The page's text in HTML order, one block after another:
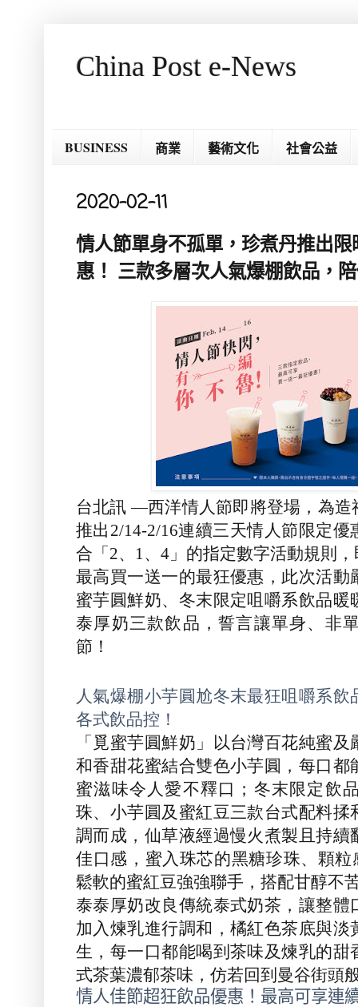
China Post e-News
BUSINESS 商業 藝術文化 社會公益
2020-02-11
情人節單身不孤單，珍煮丹推出
惠！ 三款多層次人氣爆棚飲品，
台北訊 —西洋情人節即將登場，為
推出 2/14-2/16連續三天情人節限定優
合「 2、 1 、 4 」的指定數字活動規則
最高買一送一的最狂優惠，此次活
蜜芋圓鮮奶、冬末限定咀嚼系飲品
泰厚奶三款飲品，誓言讓單身、非
節！
人氣爆棚小芋圓尬冬末最狂咀嚼系
各式飲品控！
「覓蜜芋圓鮮奶」以台灣百花純蜜
和香甜花蜜結合雙色小芋圓，每口
蜜滋味令人愛不釋口；冬末限定飲
珠、小芋圓及蜜紅豆三款台式配料
調而成，仙草液經過慢火煮製且持
佳口感，蜜入珠芯的黑糖珍珠、顆
鬆軟的蜜紅豆強強聯手，搭配甘醇不
泰泰厚奶改良傳統泰式奶茶，讓整
加入煉乳進行調和，橘紅色茶底與
生，每一口都能喝到茶味及煉乳的
式茶葉濃郁茶味，仿若回到曼谷街頭
情人佳節超狂飲品優惠！最高可享連